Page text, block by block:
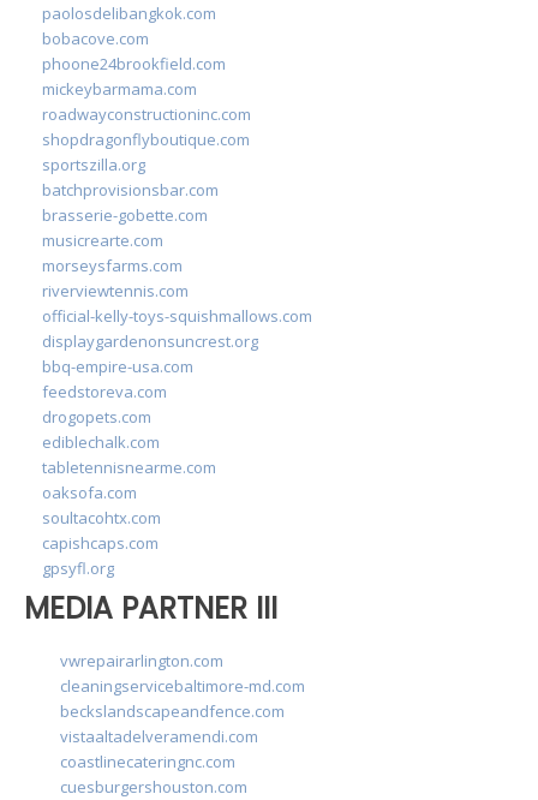
paolosdelibangkok.com
bobacove.com
phoone24brookfield.com
mickeybarmama.com
roadwayconstructioninc.com
shopdragonflyboutique.com
sportszilla.org
batchprovisionsbar.com
brasserie-gobette.com
musicrearte.com
morseysfarms.com
riverviewtennis.com
official-kelly-toys-squishmallows.com
displaygardenonsuncrest.org
bbq-empire-usa.com
feedstoreva.com
drogopets.com
ediblechalk.com
tabletennisnearme.com
oaksofa.com
soultacohtx.com
capishcaps.com
gpsyfl.org
MEDIA PARTNER III
vwrepairarlington.com
cleaningservicebaltimore-md.com
beckslandscapeandfence.com
vistaaltadelveramendi.com
coastlinecateringnc.com
cuesburgershouston.com